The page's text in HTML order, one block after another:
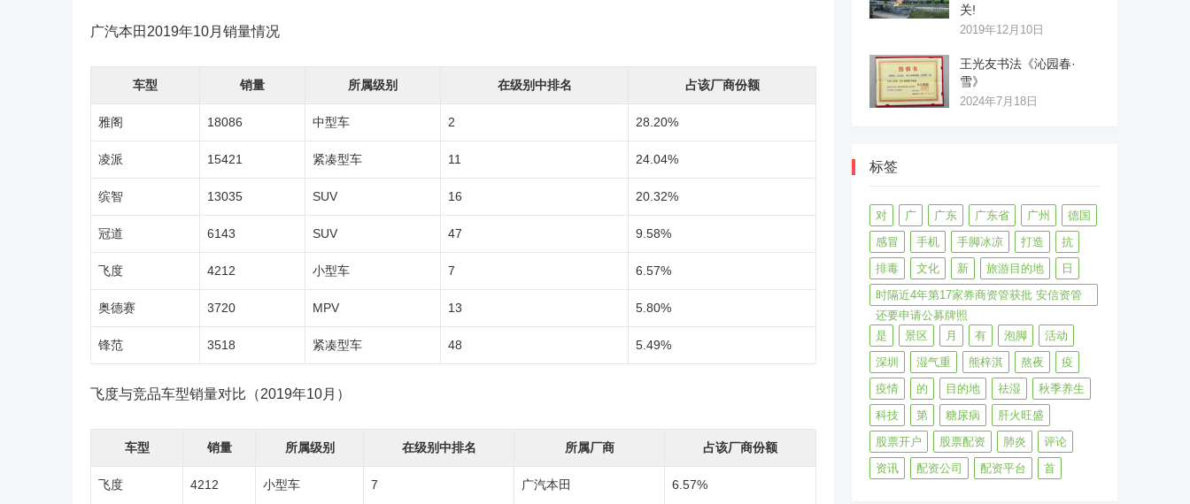
广汽本田2019年10月销量情况
车型 销量 所属级别 在级别中排名 占该厂商份额
雅阁 18086 中型车 2 28.20%
凌派 15421 紧凑型车 11 24.04%
缤智 13035 SUV 16 20.32%
冠道 6143 SUV 47 9.58%
飞度 4212 小型车 7 6.57%
奥德赛 3720 MPV 13 5.80%
锋范 3518 紧凑型车 48 5.49%
飞度与竞品车型销量对比（2019年10月）
车型 销量 所属级别 在级别中排名 所属厂商 占该厂商份额
飞度 4212 小型车 7 广汽本田 6.57%
关!
2019年12月10日
王光友书法《沁园春·
雪》
2024年7月18日
标签
对 广 广东 广东省 广州
德国
感冒
手机 手脚冰凉 打造
抗
排毒
文化 新 旅游目的地
日
时隔近4年第17家券商资管获批 安信资管
还要申请公募牌照
是
景区 月 有 泡脚
活动
深圳
湿气重 熊梓淇 熬夜
疫
疫情
的 目的地 祛湿
秋季养生
科技
第 糖尿病
肝火旺盛
股票开户
股票配资 肺炎
评论
资讯
配资公司 配资平台 首